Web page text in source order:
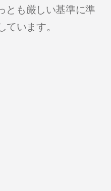
とも厳しい基準に準
います。